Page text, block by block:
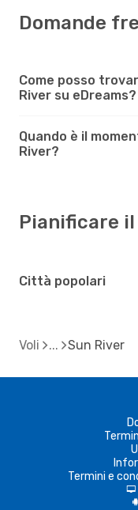
Domande
Come posso
River su eDreams?
Quando è il
River?
Pianificare
Città popolari
Voli Sun River
Termini e
d
A